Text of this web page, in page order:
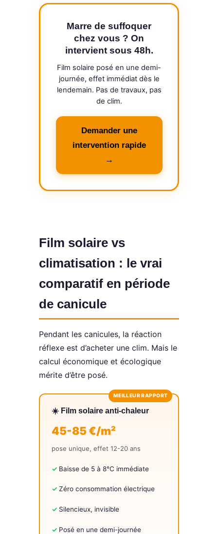
Marre de suffoquer
chez vous ? On
intervient sous 48h.
Film solaire posé en une demi-
journée, effet immédiat dès le
lendemain. Pas de travaux, pas
de clim.
Demander une
intervention rapide
→
Film solaire vs
climatisation : le vrai
comparatif en période
de canicule
Pendant les canicules, la réaction
réflexe est d’acheter une clim. Mais le
calcul économique et écologique
mérite d’être posé.
☀️ Film solaire anti-chaleur
45-85 €/m²
pose unique, effet 12-20 ans
Baisse de 5 à 8°C immédiate
Zéro consommation électrique
Silencieux, invisible
Posé en une demi-journée